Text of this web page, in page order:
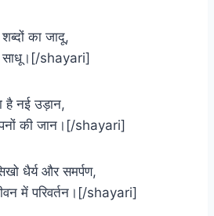
का जादू,
साधू।[/shayari]
है नई उड़ान,
की जान।[/shayari]
धैर्य और समर्पण,
में परिवर्तन।[/shayari]